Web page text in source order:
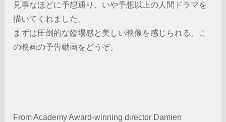
見事なほどに予想通り、いや予想以上の人間ドラマを
描いてくれました。
まずは圧倒的な臨場感と美しい映像を感じられる、こ
の映画の予告動画をどうぞ。
From Academy Award-winning director Damien